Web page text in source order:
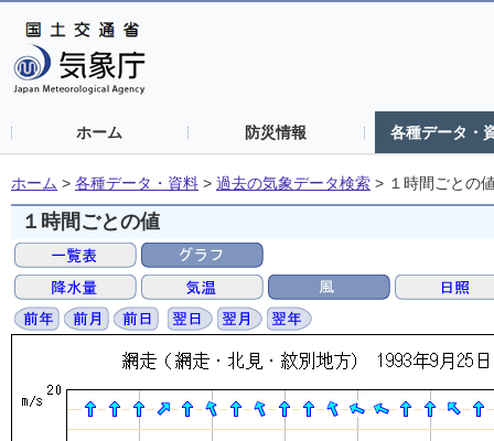
ホーム 防災情報 各種データ・
ホーム > 各種データ・資料 > 過去の気象データ検索 > １時間ごとの
１時間ごとの値